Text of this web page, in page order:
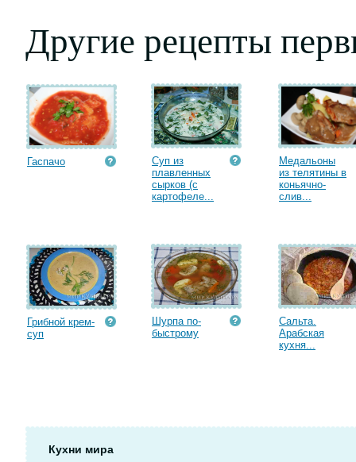
Другие рецепты
Гаспачо
Суп из
плавленных
сырков (с
картофеле...
Медальоны
из телятины в
коньячно-
слив...
Грибной крем-
суп
Шурпа по-
быстрому
Сальта.
Арабская
кухня...
Кухни мира